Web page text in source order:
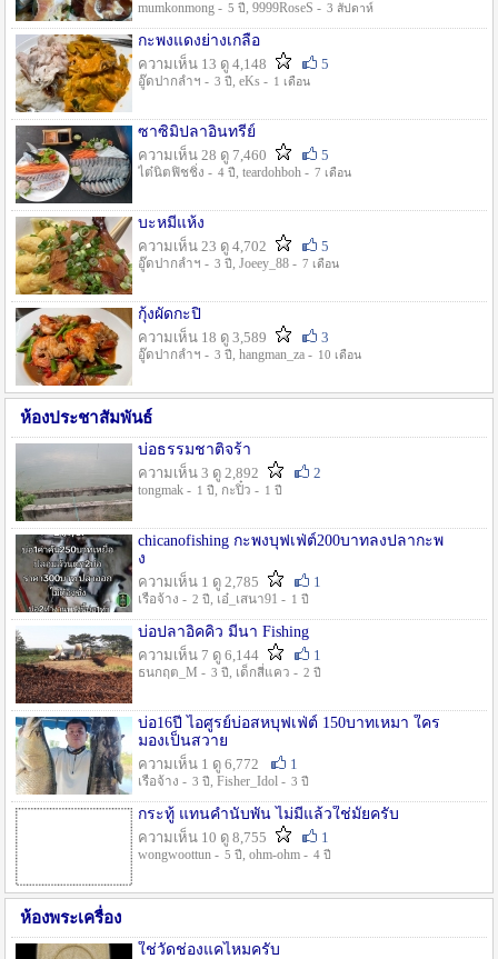
mumkonmong - 5 ปี , 9999RoseS - 3 สัปดาห์
กะพงแดงย่างเกลือ
ความเห็น 13 ดู 4,148
5
อู๊ดปากลำฯ - 3 ปี , eKs - 1 เดือน
ซาซิมิปลาอินทรีย์
ความเห็น 28 ดู 7,460
5
ไต๋นิตฟิชชิ่ง - 4 ปี , teardohboh - 7 เดือน
บะหมี่แห้ง
ความเห็น 23 ดู 4,702
5
อู๊ดปากลำฯ - 3 ปี , Joeey_88 - 7 เดือน
กุ้งผัดกะปิ
ความเห็น 18 ดู 3,589
3
อู๊ดปากลำฯ - 3 ปี , hangman_za - 10 เดือน
ห้องประชาสัมพันธ์
บ่อธรรมชาติจร้า
ความเห็น 3 ดู 2,892
2
tongmak - 1 ปี , กะปิ๋ว - 1 ปี
chicanofishing กะพงบุฟเฟ่ต์200บาทลงปลากะพ
ง
ความเห็น 1 ดู 2,785
1
เรือจ้าง - 2 ปี , เอ๋_เสนา91 - 1 ปี
บ่อปลาอิคคิว มีนา Fishing
ความเห็น 7 ดู 6,144
1
ธนกฤต_M - 3 ปี , เด็กสี่แคว - 2 ปี
บ่อ16ปี ไอศูรย์บ่อสหบุฟเฟ่ต์ 150บาทเหมา ใคร
มองเป็นสวาย
ความเห็น 1 ดู 6,772
1
เรือจ้าง - 3 ปี , Fisher_Idol - 3 ปี
กระทู้ แทนคำนับพัน ไม่มีแล้วใช่มั๊ยครับ
ความเห็น 10 ดู 8,755
1
wongwoottun - 5 ปี , ohm-ohm - 4 ปี
ห้องพระเครื่อง
ใช่วัดช่องแคไหมครับ